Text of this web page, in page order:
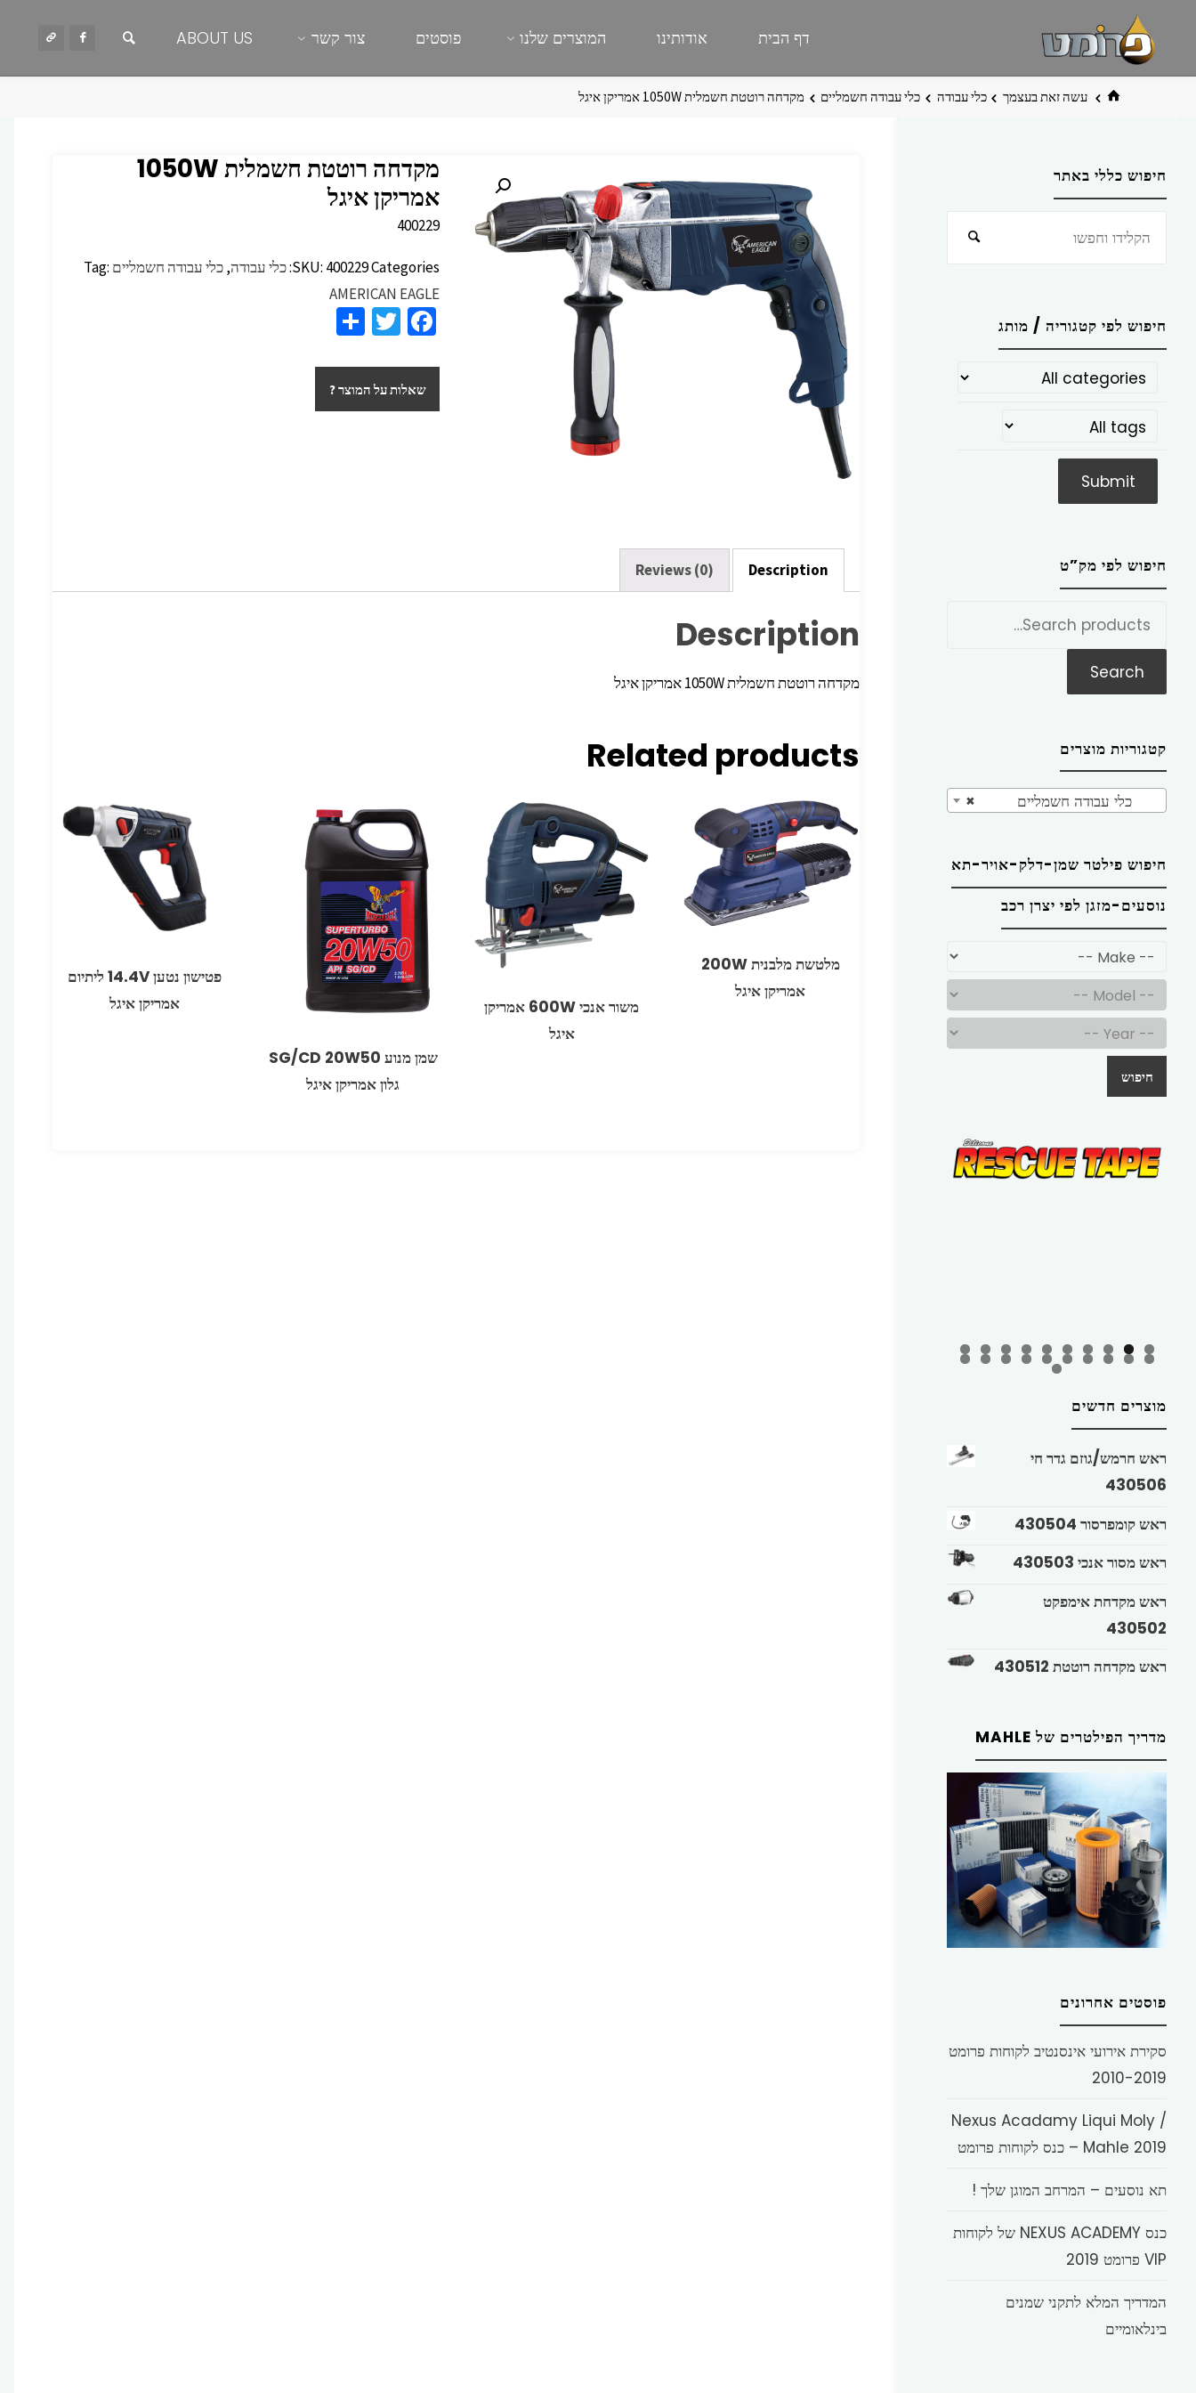
דף הבית אודותינו המוצרים שלנו פוסטים צור קשר ABOUT US
בית עשה זאת בעצמך כלי עבודה כלי עבודה חשמליים מקדחה רוטטת חשמלית 1050W אמריקן איגל
מקדחה רוטטת חשמלית 1050W
אמריקן איגל
400229
SKU: 400229Categories: כלי עבודה,כלי עבודה חשמליים Tag:
AMERICAN EAGLE
Fa
b
o
T
tt
er
ar
eשאלות על המוצר ?
Description
Reviews (0)
Description
מקדחה רוטטת חשמלית 1050W אמריקן איגל
Related products
מלטשת מלבנית 200W
אמריקן איגל
משור אנכי 600W אמריקן
איגל
שמן מנוע ‏20W50 ‏SG/CD
‏גלון אמריקן איגל
פטישון נטען 14.4V ליתיום
אמריקן איגל
חיפוש כללי באתר
חיפוש
חיפוש לפי קטגוריה / מותג
חיפוש לפי מק”ט
Search
קטגוריות מוצרים
× כלי עבודה חשמליים
חיפוש פילטר שמן-דלק-אויר-תא
נוסעים-מזגן לפי יצרן רכב
חיפוש
מוצרים חדשים
ראש חרמש/גוזם גדר חי
430506
ראש קומפרסור 430504
ראש מסור אנכי 430503
ראש מקדחת אימפקט
430502
ראש מקדחה רוטטת 430512
מדריך הפילטרים של MAHLE
פוסטים אחרונים
סקירת אירועי אינסנטיב לקוחות פרומט
2010-2019
Nexus Acadamy Liqui Moly /
Mahle 2019 – כנס לקוחות פרומט
תא נוסעים – המרחב המוגן שלך !
כנס NEXUS ACADEMY של לקוחות
VIP פרומט 2019
המדריך המלא לתקני שמנים
בינלאומיים